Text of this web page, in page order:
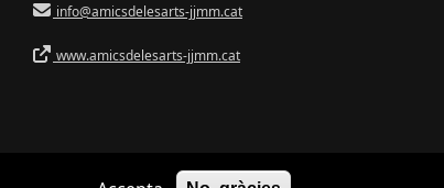
info@amicsdelesarts-jjmm.cat
www.amicsdelesarts-jjmm.cat